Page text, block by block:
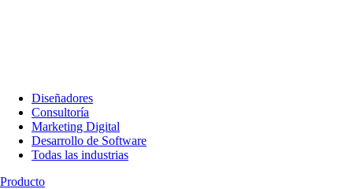
Diseñadores
Consultoría
Marketing Digital
Desarrollo de Software
Todas las industrias
Producto